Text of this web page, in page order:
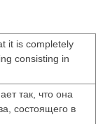
it is completely
consisting in
так, что она
состоящего в